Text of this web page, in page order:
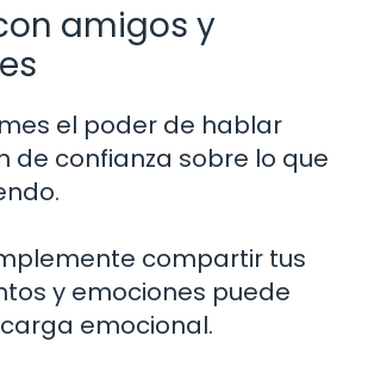
amigos y
el poder de hablar
de confianza sobre lo que
compartir tus
y emociones puede
emocional.